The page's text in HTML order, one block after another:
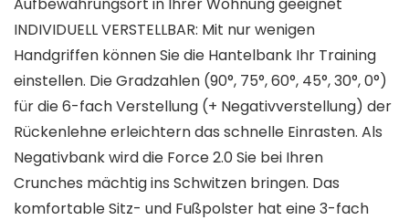
INDIVIDUELL VERSTELLBAR: Mit nur wenigen
Handgriffen können Sie die Hantelbank Ihr Training
einstellen. Die Gradzahlen (90°, 75°, 60°, 45°, 30°, 0°)
für die 6-fach Verstellung (+ Negativverstellung) der
Rückenlehne erleichtern das schnelle Einrasten. Als
Negativbank wird die Force 2.0 Sie bei Ihren
Crunches mächtig ins Schwitzen bringen. Das
komfortable Sitz- und Fußpolster hat eine 3-fach